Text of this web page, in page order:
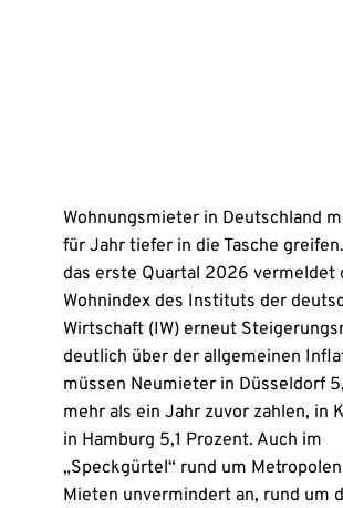
Wohnungsmieter in Deutschland
für Jahr tiefer in die Tasche
das erste Quartal 2026 vermeldet
Wohnindex des Instituts der
Wirtschaft (IW) erneut
deutlich über der allgemeinen
müssen Neumieter in Düsseldorf
mehr als ein Jahr zuvor zahlen, in
in Hamburg 5,1 Prozent. Auch im
„Speckgürtel“ rund um
Mieten unvermindert an, rund um